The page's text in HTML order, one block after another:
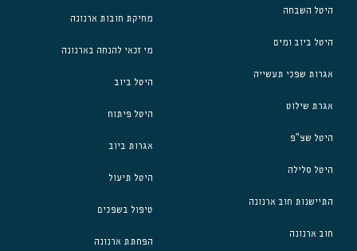
היטל השבחה
היטל ביוב ומים
אגרות שפכי תעשייה
אגרת שילוט
היטל שצ"פ
היטל סלילה
התיישנות חוב ארנונה
חוב ארנונה
מחיקת חובות ארנונה
מי זכאי להנחה בארנונה
היטל ביוב
היטל פיתוח
אגרות ביוב
היטל תיעול
טיפול בשפכים
הפחתת ארנונה